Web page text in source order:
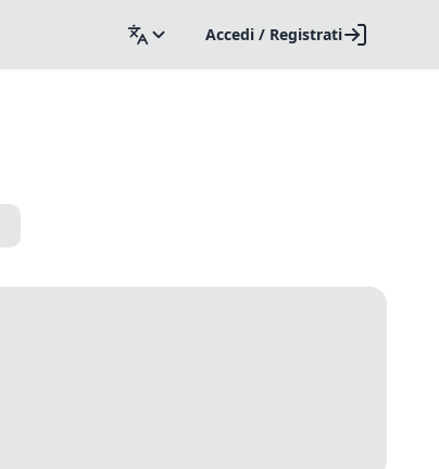
Accedi / Registrati